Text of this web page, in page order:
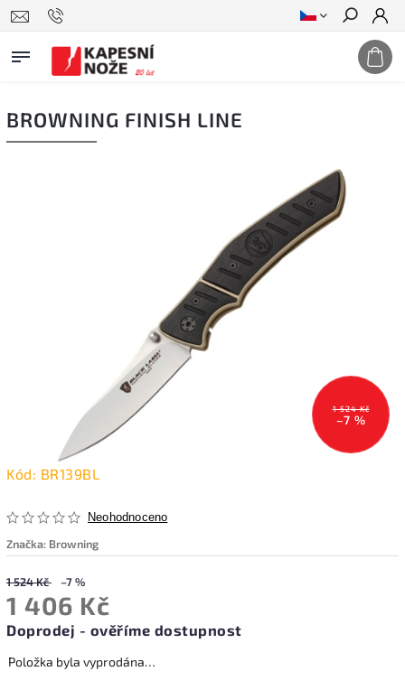
Hledat
BROWNING FINISH LINE
1 524 Kč
–7 %
Kód: BR139BL
Neohodnoceno
Značka: Browning
1 524 Kč –7 %
1 406 Kč
Doprodej - ověříme dostupnost
Položka byla vyprodána…